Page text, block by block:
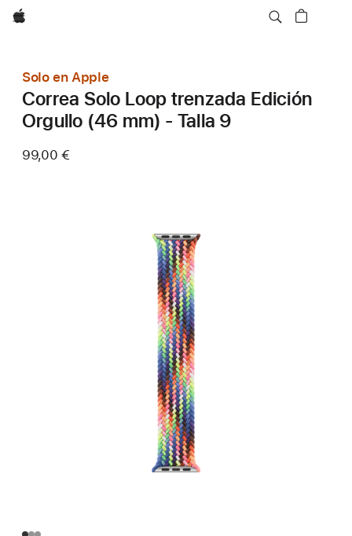
Apple
Solo en Apple
Correa Solo Loop trenzada Edición
Orgullo (46 mm) - Talla 9
99,00 €